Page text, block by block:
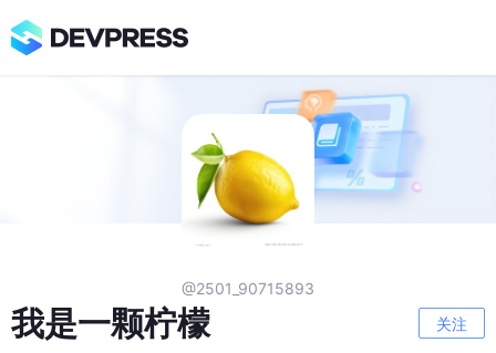
@2501_90715893
我是一颗柠檬 关注